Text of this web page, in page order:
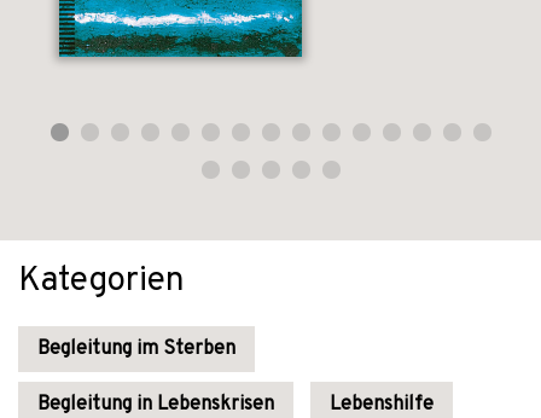
Kategorien
Begleitung im Sterben
Begleitung in Lebenskrisen Lebenshilfe